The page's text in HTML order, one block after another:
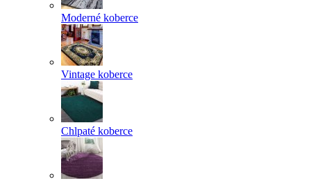
Moderné koberce
Vintage koberce
Chlpaté koberce